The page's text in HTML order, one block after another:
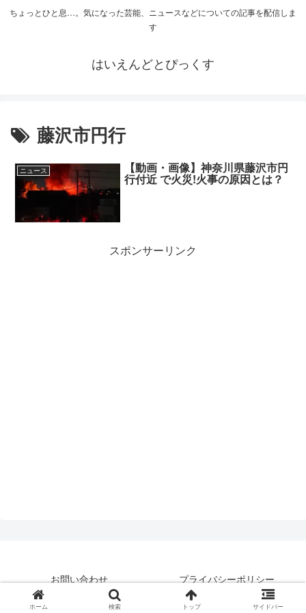
ちょっとひと息…。気になった芸能、ニュースなどについての記事を配信しま
す
はいえんどとぴっくす
藤沢市円行
ニュース 【動画・画像】神奈川県藤沢市円
行付近 で火災!火事の原因とは？
スポンサーリンク
お問い合わせ
プライバシーポリシー
© 2019 はいえんどとぴっくす.
ホーム 検索 トップ サイドバー